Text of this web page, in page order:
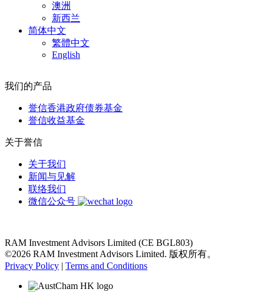
澳洲
新西兰
简体中文
繁體中文
English
我们的产品
誉信香港政府债券基金
誉信收益基金
关于誉信
关于我们
新闻与见解
联络我们
微信公众号
RAM Investment Advisors Limited (CE BGL803)
©2026 RAM Investment Advisors Limited. 版权所有。
Privacy Policy | Terms and Conditions